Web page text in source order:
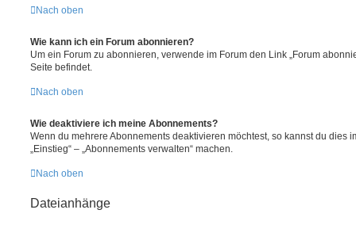
Nach oben
Wie kann ich ein Forum abonnieren?
Um ein Forum zu abonnieren, verwende im Forum den Link „Forum
Seite befindet.
Nach oben
Wie deaktiviere ich meine Abonnements?
Wenn du mehrere Abonnements deaktivieren möchtest, so kannst du dies
„Einstieg“ – „Abonnements verwalten“ machen.
Nach oben
Dateianhänge